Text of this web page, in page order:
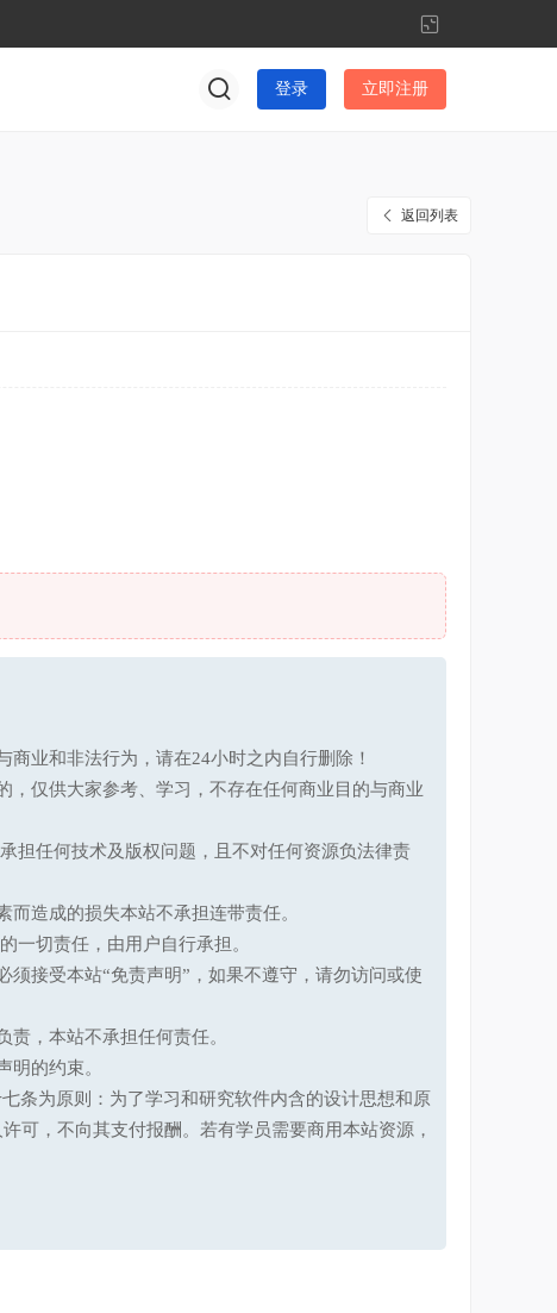
切
换
到
窄
登录 立即注册
返回列表
业和非法行为，请在24小时之内自行删除！
仅供大家参考、学习，不存在任何商业目的与商业
担任何技术及版权问题，且不对任何资源负法律责
造成的损失本站不承担连带责任。
一切责任，由用户自行承担。
接受本站“免责声明”，如果不遵守，请勿访问或使
，本站不承担任何责任。
的约束。
条为原则：为了学习和研究软件内含的设计思想和原
可，不向其支付报酬。若有学员需要商用本站资源，